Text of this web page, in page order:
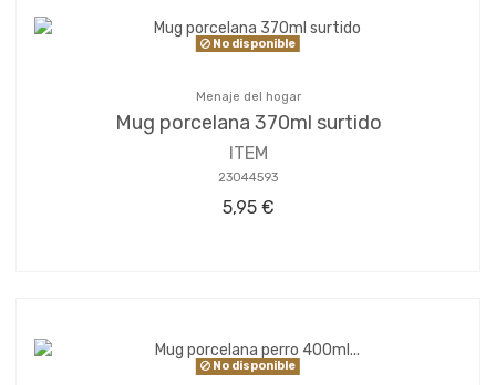
No disponible
Menaje del hogar
Mug porcelana 370ml surtido
ITEM
23044593
5,95 €
No disponible